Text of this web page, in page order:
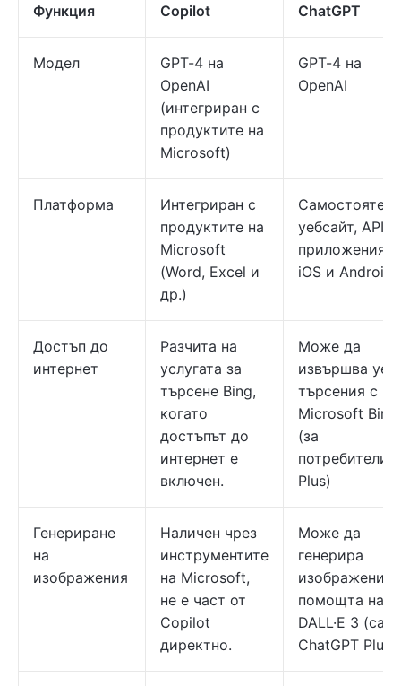
Функция Copilot ChatGPT
Модел
GPT-4 на
OpenAI
(интегриран с
продуктите на
Microsoft)
GPT-4 на
OpenAI
Платформа
Интегриран с
продуктите на
Microsoft
(Word, Excel и
др.)
уебсайт, API,
приложения
iOS и Android
Достъп до
интернет
Разчита на
услугата за
търсене Bing,
когато
достъпът до
интернет е
включен.
Може да
извършва уеб
търсения с
Microsoft Bing
(за
потребители
Plus)
Генериране
на
изображения
Наличен чрез
инструментите
на Microsoft,
не е част от
Copilot
директно.
Може да
генерира
изображения
помощта на
DALL·E 3
ChatGPT Plus)